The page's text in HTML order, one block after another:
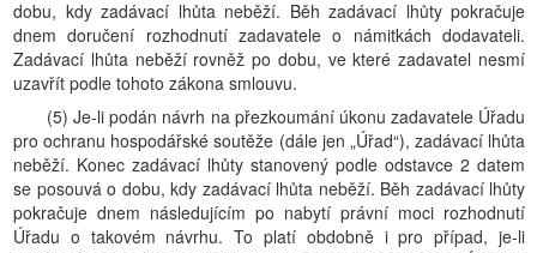
dobu, kdy zadávací lhůta neběží. Běh zadávací lhůty pokračuje
dnem doručení rozhodnutí zadavatele o námitkách dodavateli.
Zadávací lhůta neběží rovněž po dobu, ve které zadavatel nesmí
uzavřít podle tohoto zákona smlouvu.
(5) Je-li podán návrh na přezkoumání úkonu zadavatele Úřadu
pro ochranu hospodářské soutěže (dále jen „Úřad“), zadávací lhůta
neběží. Konec zadávací lhůty stanovený podle odstavce 2 datem
se posouvá o dobu, kdy zadávací lhůta neběží. Běh zadávací lhůty
pokračuje dnem následujícím po nabytí právní moci rozhodnutí
Úřadu o takovém návrhu. To platí obdobně i pro případ, je-li